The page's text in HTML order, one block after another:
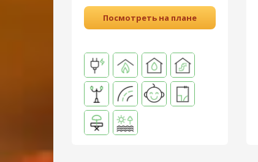
Посмотреть на плане